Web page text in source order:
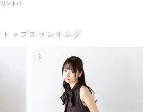
ントパ
トップスランキング